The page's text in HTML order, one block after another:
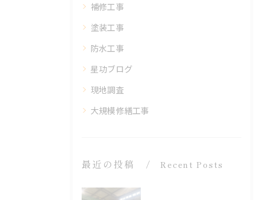
補修工事
塗装工事
防水工事
星功ブログ
現地調査
大規模修繕工事
最近の投稿 Recent Posts